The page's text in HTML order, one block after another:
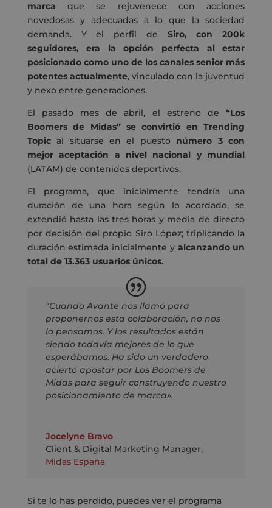
marca que se rejuvenece con acciones
novedosas y adecuadas a lo que la sociedad
demanda. Y el perfil de Siro, con 200k
seguidores, era la opción perfecta al estar
posicionado como uno de los canales senior más
potentes actualmente, vinculado con la juventud
y nexo entre generaciones.
El pasado mes de abril, el estreno de“Los
Boomers de Midas” se convirtió en Trending
Topical situarse en el puesto número 3 con
mejor aceptación a nivel nacional y mundial
(LATAM) de contenidos deportivos.
El programa, que inicialmente tendría una
duración de una hora según lo acordado, se
extendió hasta las tres horas y media de directo
por decisión del propio Siro López; triplicando la
duración estimada inicialmente y alcanzando un
total de 13.363 usuarios únicos.
“Cuando Avante nos llamó para
proponernos esta colaboración, no nos
lo pensamos. Y los resultados están
siendo todavía mejores de lo que
esperábamos. Ha sido un verdadero
acierto apostar por Los Boomers de
Midas para seguir construyendo nuestro
posicionamiento de marca».
Jocelyne Bravo
Client & Digital Marketing Manager,
Midas España
Si te lo has perdido, puedes ver el programa